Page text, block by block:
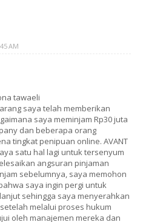
AM
tawaeli
saya telah memberikan
saya meminjam Rp30 juta
dan beberapa orang
tingkat penipuan online. AVANT
satu hal lagi untuk tersenyum
angsuran pinjaman
sebelumnya, saya memohon
saya ingin pergi untuk
sehingga saya menyerahkan
melalui proses hukum
oleh manajemen mereka dan